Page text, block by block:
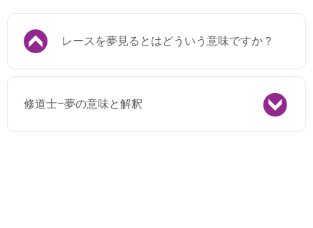
レースを夢見るとはどういう意味ですか？
修道士–夢の意味と解釈